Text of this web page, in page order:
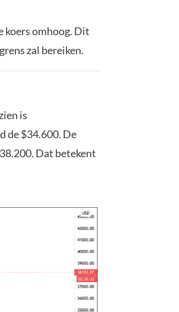
koers omhoog. Dit
zal bereiken.
is
de $34.600. De
Dat betekent